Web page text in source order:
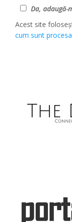
Da,
Acest site
cum sunt